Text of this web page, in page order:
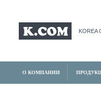
KOREA
О КОМПАНИИ